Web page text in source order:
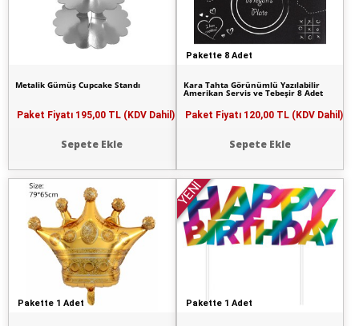
Metalik Gümüş Cupcake Standı
Paket Fiyatı 195,00 TL (KDV Dahil)
Sepete Ekle
Pakette 8 Adet
Kara Tahta Görünümlü Yazılabilir
Amerikan Servis ve Tebeşir 8 Adet
Paket Fiyatı 120,00 TL (KDV Dahil)
Sepete Ekle
Pakette 1 Adet Pakette 1 Adet
YENİ